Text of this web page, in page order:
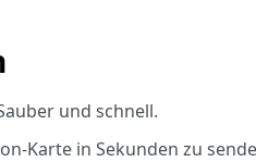
und schnell.
Karte in Sekunden zu